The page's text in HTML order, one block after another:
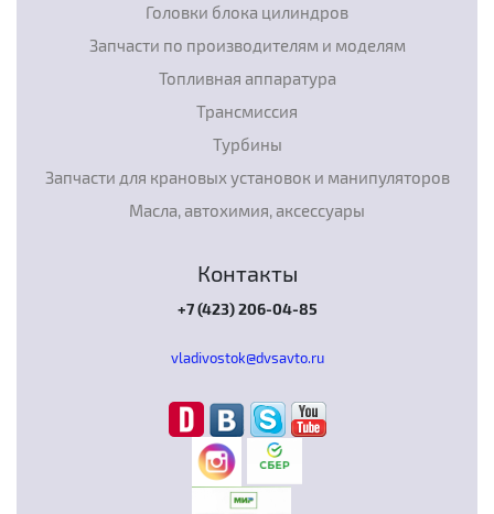
Головки блока цилиндров
Запчасти по производителям и моделям
Топливная аппаратура
Трансмиссия
Турбины
Запчасти для крановых установок и манипуляторов
Масла, автохимия, аксессуары
Контакты
+7 (423) 206-04-85
vladivostok@dvsavto.ru